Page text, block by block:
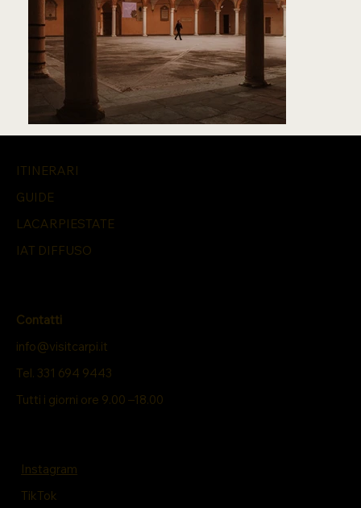
ITINERARI
GUIDE
LACARPIESTATE
IAT DIFFUSO
Instagram
TikTok
Contatti
info@visitcarpi.it
Tel. 331 694 9443
Tutti i giorni ore 9.00 –18.00